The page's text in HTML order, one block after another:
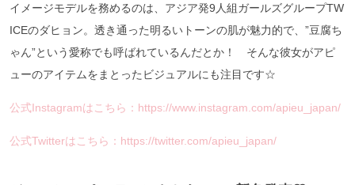
イメージモデルを務めるのは、アジア発9人組ガールズグループTW
ICEのダヒョン。透き通った明るいトーンの肌が魅力的で、”豆腐ち
ゃん”という愛称でも呼ばれているんだとか！ そんな彼女がアピ
ューのアイテムをまとったビジュアルにも注目です☆
公式Instagramはこちら：https://www.instagram.com/apieu_japan/
公式Twitterはこちら：https://twitter.com/apieu_japan/